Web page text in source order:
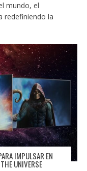
mundo, el
redefiniendo la
IMPULSAR EN
UNIVERSE